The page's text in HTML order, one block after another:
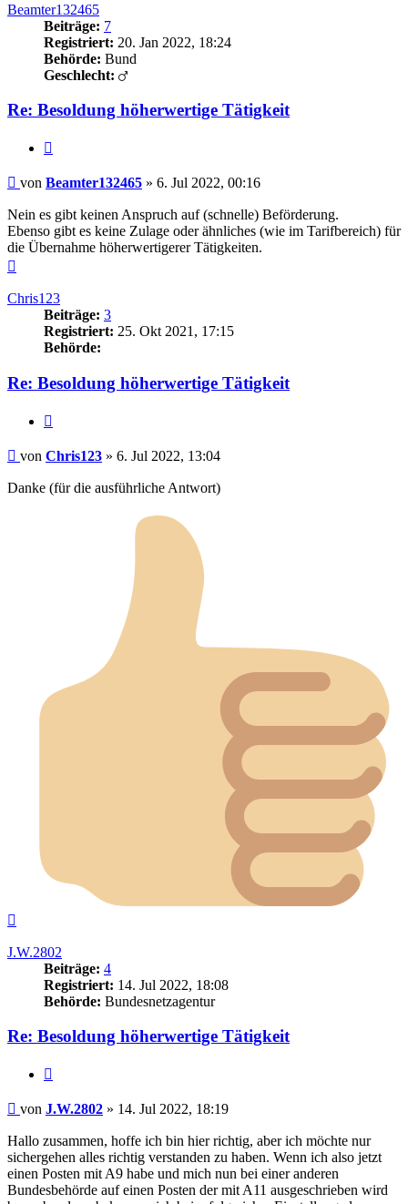
Beamter132465
Beiträge: 7
Registriert: 20. Jan 2022, 18:24
Behörde: Bund
Geschlecht:
Re: Besoldung höherwertige Tätigkeit
Beitrag
von Beamter132465 » 6. Jul 2022, 00:16
Nein es gibt keinen Anspruch auf (schnelle) Beförderung.
Ebenso gibt es keine Zulage oder ähnliches (wie im Tarifbereich) für
die Übernahme höherwertigerer Tätigkeiten.
Chris123
Beiträge: 3
Registriert: 25. Okt 2021, 17:15
Behörde:
Re: Besoldung höherwertige Tätigkeit
Beitrag
von Chris123 » 6. Jul 2022, 13:04
Danke (für die ausführliche Antwort)
J.W.2802
Beiträge: 4
Registriert: 14. Jul 2022, 18:08
Behörde: Bundesnetzagentur
Re: Besoldung höherwertige Tätigkeit
Beitrag
von J.W.2802 » 14. Jul 2022, 18:19
Hallo zusammen, hoffe ich bin hier richtig, aber ich möchte nur
sichergehen alles richtig verstanden zu haben. Wenn ich also jetzt
einen Posten mit A9 habe und mich nun bei einer anderen
Bundesbehörde auf einen Posten der mit A11 ausgeschrieben wird